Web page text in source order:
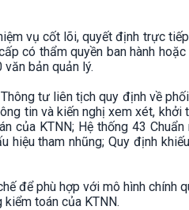
vụ cốt lõi, quyết định trực
có thẩm quyền ban hành
bản quản lý.
tư liên tịch quy định về
tin và kiến nghị xem xét, khởi
của KTNN; Hệ thống 43 Chuẩn
hiệu tham nhũng; Quy định
để phù hợp với mô hình chính
toán của KTNN.